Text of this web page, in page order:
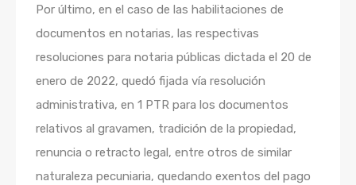
Por último, en el caso de las habilitaciones de
documentos en notarias, las respectivas
resoluciones para notaria públicas dictada el 20 de
enero de 2022, quedó fijada vía resolución
administrativa, en 1 PTR para los documentos
relativos al gravamen, tradición de la propiedad,
renuncia o retracto legal, entre otros de similar
naturaleza pecuniaria, quedando exentos del pago